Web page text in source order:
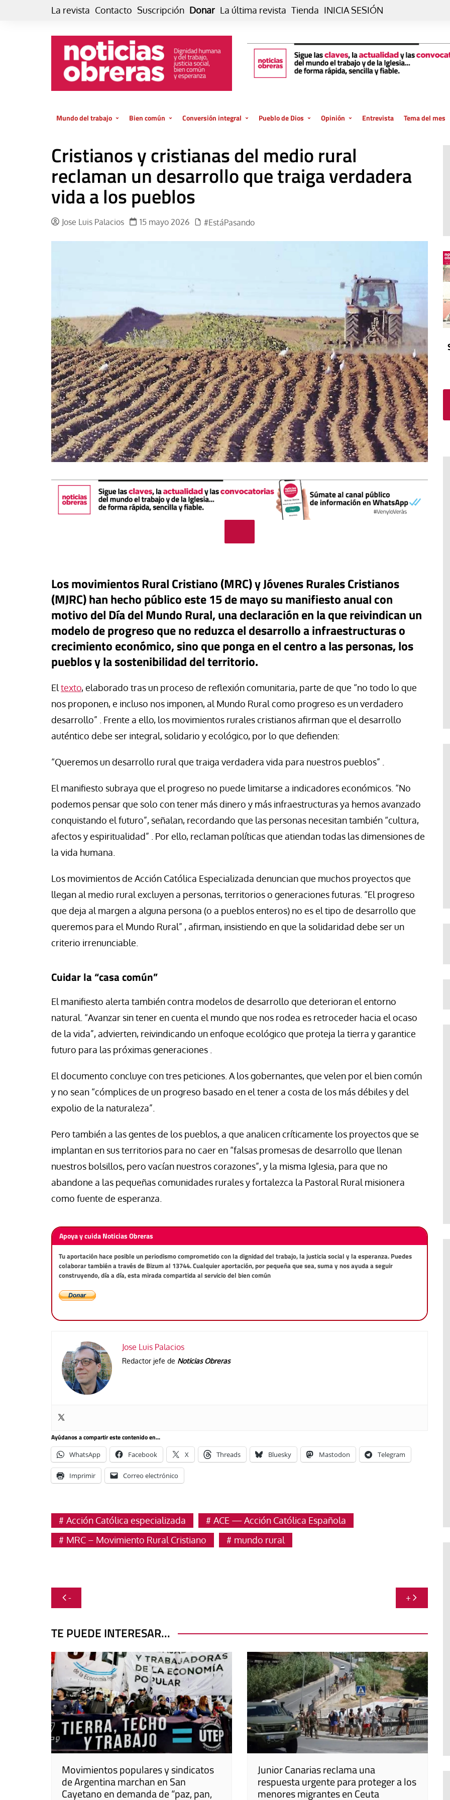
La revista Contacto Suscripción Donar La última revista Tienda INICIA SESIÓN
Mundo del trabajo
El trabajo es para la vida
GlobalizAcción
INFOR. Boletín informativo del
MMTC
Laboral
Vidas precarias
Bien común
Economía
Conversión integral
de vida… es posible
El cuidado de la creación
Experiencia
Cultura
Libro
Música
Relato
Pueblo de Dios
La oración de cada día
Vaticano
In memoriam
Opinión
Blog De paso…
Blog Eutopía
Tribuna
recogiendo humanidad
Blog Mensajes guardados
La columna
Entrevista Tema del mes
Cristianos y cristianas del medio rural
reclaman un desarrollo que traiga verdadera
vida a los pueblos
Jose Luis Palacios 15 mayo 2026 #EstáPasando
Los movimientos Rural Cristiano (MRC) y Jóvenes Rurales Cristianos
(MJRC) han hecho público este 15 de mayo su manifiesto anual con
motivo del Día del Mundo Rural, una declaración en la que reivindican un
modelo de progreso que no reduzca el desarrollo a infraestructuras o
crecimiento económico, sino que ponga en el centro a las personas, los
pueblos y la sostenibilidad del territorio.
El texto, elaborado tras un proceso de reflexión comunitaria, parte de que “no todo lo que
nos proponen, e incluso nos imponen, al Mundo Rural como progreso es un verdadero
desarrollo” . Frente a ello, los movimientos rurales cristianos afirman que el desarrollo
auténtico debe ser integral, solidario y ecológico, por lo que defienden:
“Queremos un desarrollo rural que traiga verdadera vida para nuestros pueblos” .
El manifiesto subraya que el progreso no puede limitarse a indicadores económicos. “No
podemos pensar que solo con tener más dinero y más infraestructuras ya hemos avanzado
conquistando el futuro”, señalan, recordando que las personas necesitan también “cultura,
afectos y espiritualidad” . Por ello, reclaman políticas que atiendan todas las dimensiones de
la vida humana.
Los movimientos de Acción Católica Especializada denuncian que muchos proyectos que
llegan al medio rural excluyen a personas, territorios o generaciones futuras. “El progreso
que deja al margen a alguna persona (o a pueblos enteros) no es el tipo de desarrollo que
queremos para el Mundo Rural” , afirman, insistiendo en que la solidaridad debe ser un
criterio irrenunciable.
Cuidar la “casa común”
El manifiesto alerta también contra modelos de desarrollo que deterioran el entorno
natural. “Avanzar sin tener en cuenta el mundo que nos rodea es retroceder hacia el ocaso
de la vida”, advierten, reivindicando un enfoque ecológico que proteja la tierra y garantice
futuro para las próximas generaciones .
El documento concluye con tres peticiones. A los gobernantes, que velen por el bien común
y no sean “cómplices de un progreso basado en el tener a costa de los más débiles y del
expolio de la naturaleza”.
Pero también a las gentes de los pueblos, a que analicen críticamente los proyectos que se
implantan en sus territorios para no caer en “falsas promesas de desarrollo que llenan
nuestros bolsillos, pero vacían nuestros corazones”, y la misma Iglesia, para que no
abandone a las pequeñas comunidades rurales y fortalezca la Pastoral Rural misionera
como fuente de esperanza.
Apoya y cuida Noticias Obreras
Tu aportación hace posible un periodismo comprometido con la dignidad del trabajo, la justicia social y la esperanza. Puedes
colaborar también a través de Bizum al 13744. Cualquier aportación, por pequeña que sea, suma y nos ayuda a seguir
construyendo, día a día, esta mirada compartida al servicio del bien común
Jose Luis Palacios
Redactor jefe de Noticias Obreras
Ayúdanos a compartir este contenido en...
WhatsApp Facebook X Threads Bluesky Mastodon Telegram
Imprimir Correo electrónico
Acción Católica especializada
ACE — Acción Católica Española
MRC – Movimiento Rural Cristiano
mundo rural
Navegación
de - +
TE PUEDE INTERESAR...
Movimientos populares y sindicatos
de Argentina marchan en San
Cayetano en demanda de “paz, pan,
Junior Canarias reclama una
respuesta urgente para proteger a los
menores migrantes en Ceuta
Canarias reclama una
urgente para proteger
menores migrantes en
Libro Revista de Verano
Potencia transformadora de la
dulzura y la paz
El cuidado de la creación
Revista de Verano